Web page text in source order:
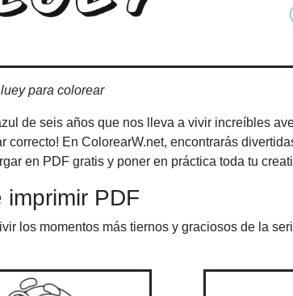
para colorear
de seis años que nos lleva a vivir increíbles
correcto! En ColorearW.net, encontrarás
en PDF gratis y poner en práctica toda tu
PDF
los momentos más tiernos y graciosos de la